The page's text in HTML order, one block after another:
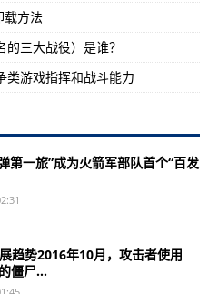
载方法
三大战役）是谁？
类游戏指挥和战斗能力
第一旅”成为火箭军部队首个“百发
趋势2016年10月，攻击者使用
僵尸...